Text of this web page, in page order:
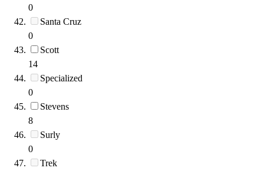
0
Santa Cruz
0
Scott
14
Specialized
0
Stevens
8
Surly
0
Trek